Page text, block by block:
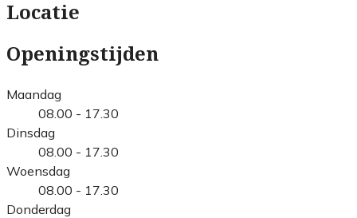
Locatie
Openingstijden
Maandag
08.00 - 17.30
Dinsdag
08.00 - 17.30
Woensdag
08.00 - 17.30
Donderdag